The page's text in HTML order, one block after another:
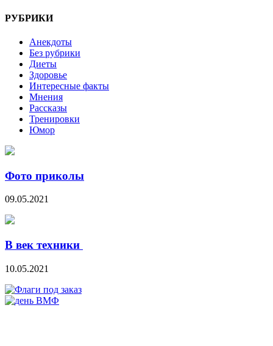
РУБРИКИ
Анекдоты
Без рубрики
Диеты
Здоровье
Интересные факты
Мнения
Рассказы
Тренировки
Юмор
Фото приколы
09.05.2021
В век техники
10.05.2021